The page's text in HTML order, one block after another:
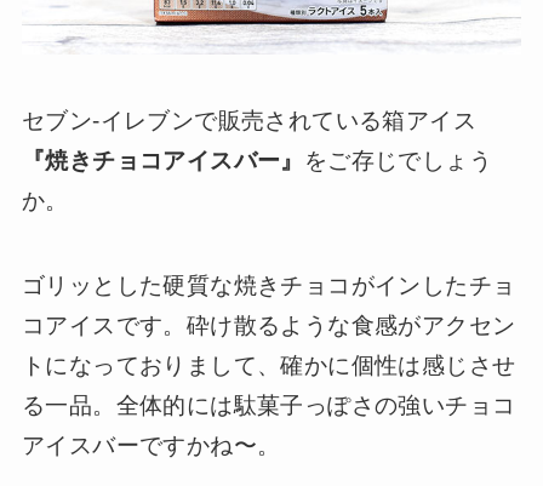
セブン-イレブンで販売されている箱アイス
『焼きチョコアイスバー』
をご存じでしょう
か。
ゴリッとした硬質な焼きチョコがインしたチョ
コアイスです。砕け散るような食感がアクセン
トになっておりまして、確かに個性は感じさせ
る一品。全体的には駄菓子っぽさの強いチョコ
アイスバーですかね〜。